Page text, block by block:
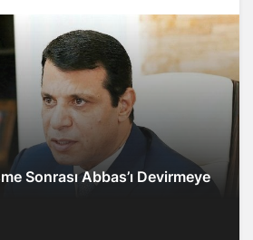
Sonrası Abbas’ı Devirmeye